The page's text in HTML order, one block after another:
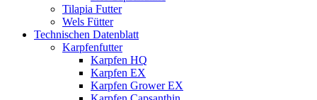
Tilapia Futter
Wels Fütter
Technischen Datenblatt
Karpfenfutter
Karpfen HQ
Karpfen EX
Karpfen Grower EX